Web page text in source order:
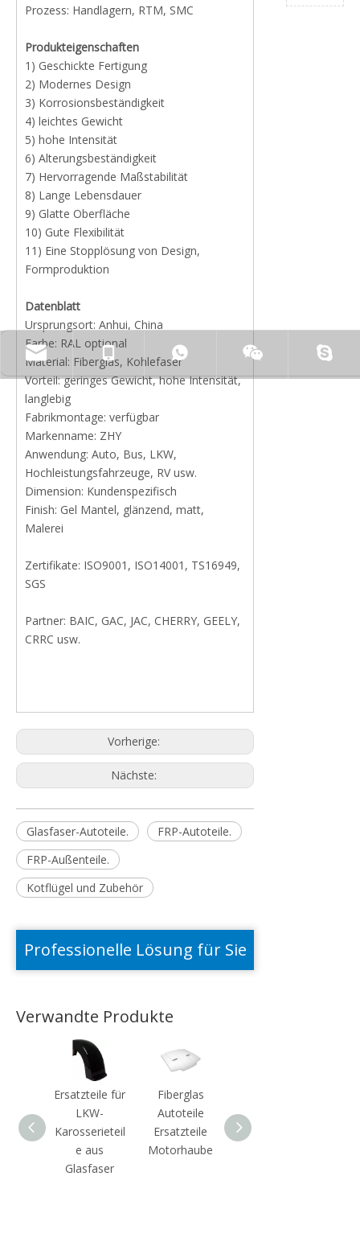
Prozess: Handlagern, RTM, SMC
Produkteigenschaften
1) Geschickte Fertigung
2) Modernes Design
3) Korrosionsbeständigkeit
4) leichtes Gewicht
5) hohe Intensität
6) Alterungsbeständigkeit
7) Hervorragende Maßstabilität
8) Lange Lebensdauer
9) Glatte Oberfläche
10) Gute Flexibilität
11) Eine Stopplösung von Design,
Formproduktion
Datenblatt
Ursprungsort: Anhui, China
Farbe: RAL optional
Material: Fiberglas, Kohlefaser
Vorteil: geringes Gewicht, hohe Intensität,
langlebig
Fabrikmontage: verfügbar
Markenname: ZHY
Anwendung: Auto, Bus, LKW,
Hochleistungsfahrzeuge, RV usw.
Dimension: Kundenspezifisch
Finish: Gel Mantel, glänzend, matt,
Malerei
Zertifikate: ISO9001, ISO14001, TS16949,
SGS
Partner: BAIC, GAC, JAC, CHERRY, GEELY,
CRRC usw.
Vorherige:
Nächste:
Glasfaser-Autoteile.
FRP-Autoteile.
FRP-Außenteile.
Kotflügel und Zubehör
Professionelle Lösung für Sie
Verwandte Produkte
Ersatzteile für
LKW-
Karosserieteil
e aus
Glasfaser
Fiberglas
Autoteile
Ersatzteile
Motorhaube
Windabweiser